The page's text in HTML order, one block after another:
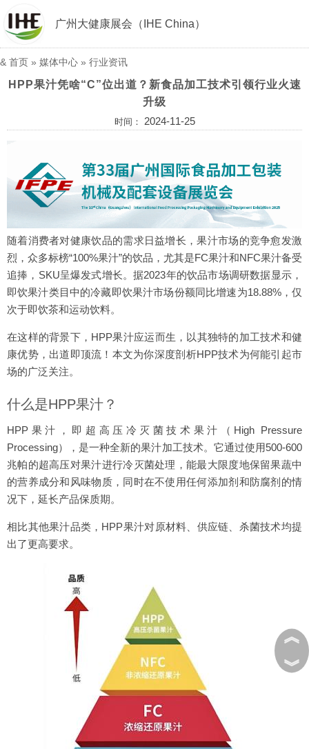
广州大健康展会（IHE China）
& 首页 » 媒体中心 » 行业资讯
HPP果汁凭啥“C”位出道？新食品加工技术引领行业火速
升级
时间： 2024-11-25
随着消费者对健康饮品的需求日益增长，果汁市场的竞争愈发激
烈，众多标榜“100%果汁”的饮品，尤其是FC果汁和NFC果汁备受
追捧，SKU呈爆发式增长。据2023年的饮品市场调研数据显示，
即饮果汁类目中的冷藏即饮果汁市场份额同比增速为18.88%，仅
次于即饮茶和运动饮料。
在这样的背景下，HPP果汁应运而生，以其独特的加工技术和健
康优势，出道即顶流！本文为你深度剖析HPP技术为何能引起市
场的广泛关注。
什么是HPP果汁？
HPP果汁，即超高压冷灭菌技术果汁（High Pressure
Processing），是一种全新的果汁加工技术。它通过使用500-600
兆帕的超高压对果汁进行冷灭菌处理，能最大限度地保留果蔬中
的营养成分和风味物质，同时在不使用任何添加剂和防腐剂的情
况下，延长产品保质期。
相比其他果汁品类，HPP果汁对原材料、供应链、杀菌技术均提
出了更高要求。
︽
︾